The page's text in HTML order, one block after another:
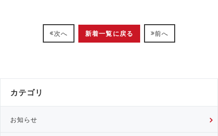
次へ 新着一覧に戻る 前へ
カテゴリ
お知らせ